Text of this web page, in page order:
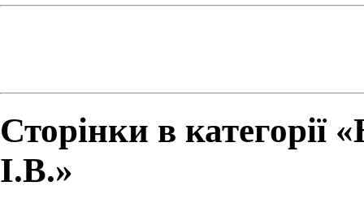
Сторінки в категорії
І.В.»